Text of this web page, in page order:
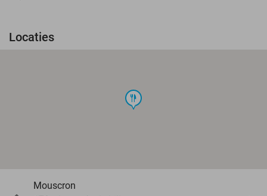
Locaties
food
Mouscron